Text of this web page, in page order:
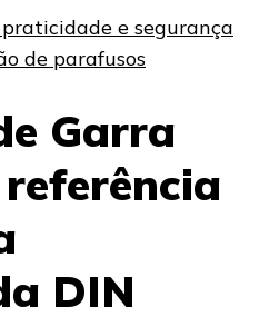
praticidade e segurança
de parafusos
Garra
DIN